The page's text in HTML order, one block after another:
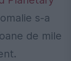
s-a
de mile